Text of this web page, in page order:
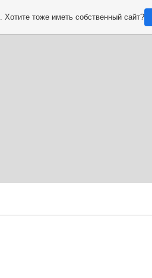
. Хотите тоже иметь собственный сайт?